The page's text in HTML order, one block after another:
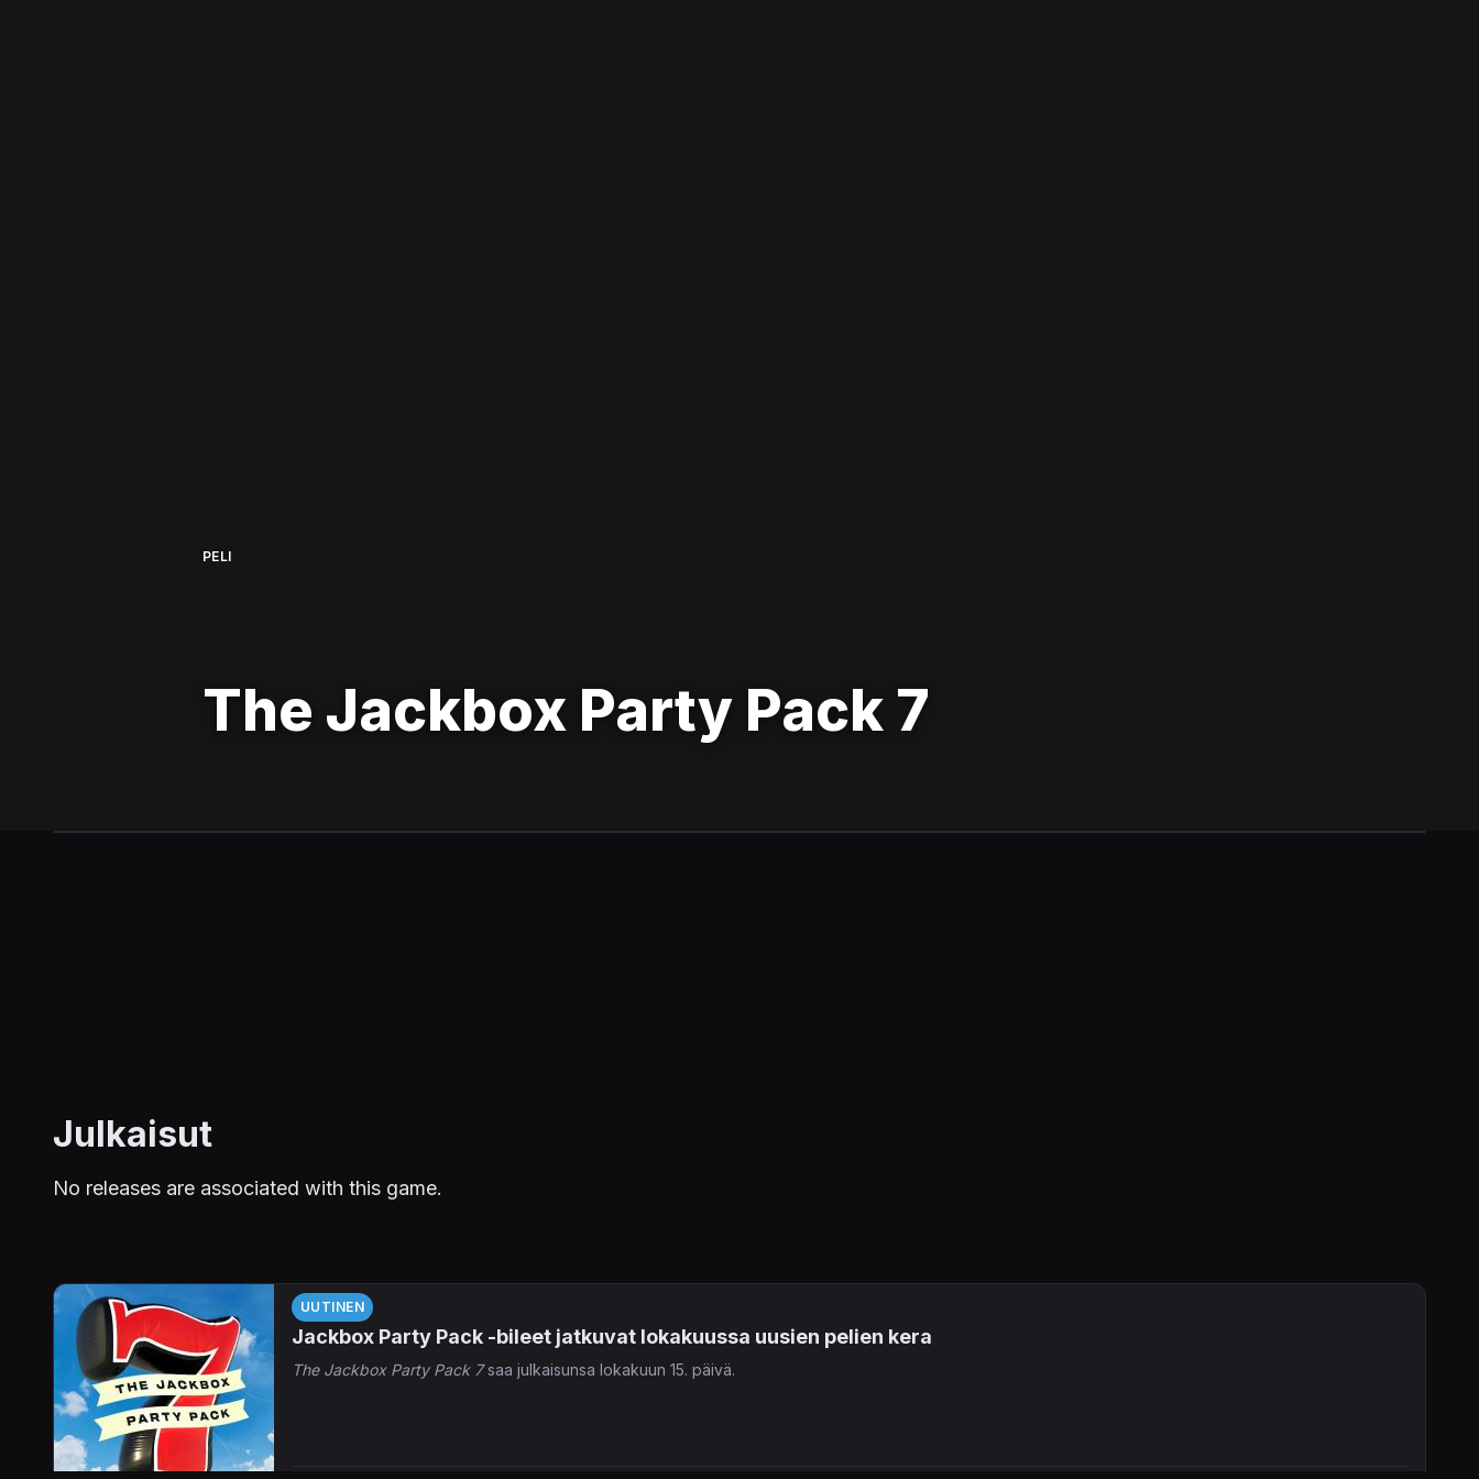
PELI
The Jackbox Party Pack 7
Julkaisut
No releases are associated with this game.
UUTINEN
Jackbox Party Pack -bileet jatkuvat lokakuussa uusien pelien kera
The Jackbox Party Pack 7saa julkaisunsa lokakuun 15. päivä.